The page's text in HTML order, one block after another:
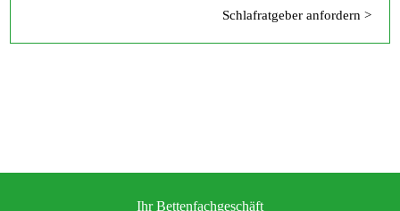
Schlafratgeber anfordern >
Ihr Bettenfachgeschäft